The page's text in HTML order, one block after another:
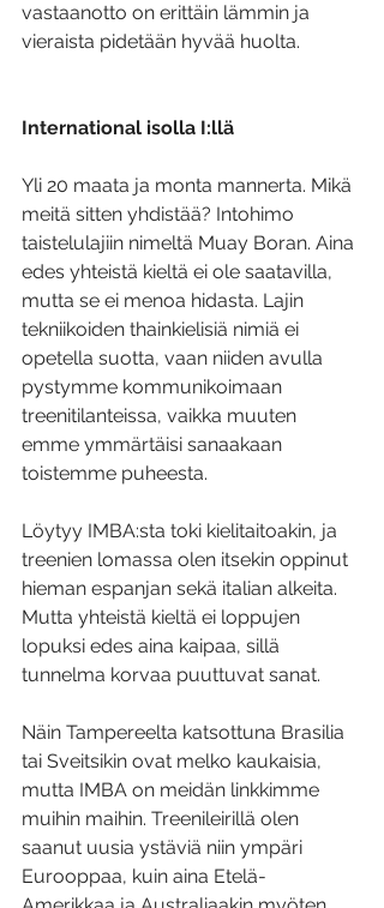
vastaanotto on erittäin lämmin ja
vieraista pidetään hyvää huolta.
International isolla I:llä
Yli 20 maata ja monta mannerta. Mikä
meitä sitten yhdistää? Intohimo
taistelulajiin nimeltä Muay Boran. Aina
edes yhteistä kieltä ei ole saatavilla,
mutta se ei menoa hidasta. Lajin
tekniikoiden thainkielisiä nimiä ei
opetella suotta, vaan niiden avulla
pystymme kommunikoimaan
treenitilanteissa, vaikka muuten
emme ymmärtäisi sanaakaan
toistemme puheesta.
Löytyy IMBA:sta toki kielitaitoakin, ja
treenien lomassa olen itsekin oppinut
hieman espanjan sekä italian alkeita.
Mutta yhteistä kieltä ei loppujen
lopuksi edes aina kaipaa, sillä
tunnelma korvaa puuttuvat sanat.
Näin Tampereelta katsottuna Brasilia
tai Sveitsikin ovat melko kaukaisia,
mutta IMBA on meidän linkkimme
muihin maihin. Treenileirillä olen
saanut uusia ystäviä niin ympäri
Eurooppaa, kuin aina Etelä-